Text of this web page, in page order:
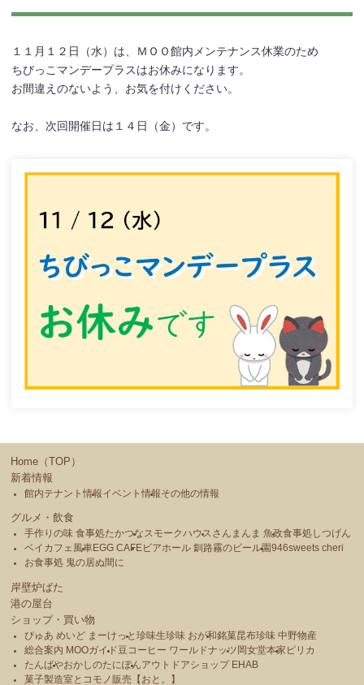
１１月１２日（水）は、ＭＯＯ館内メンテナンス休業のため
ちびっこマンデープラスはお休みになります。
お間違えのないよう、お気を付けください。
なお、次回開催日は１４日（金）です。
Home（TOP）
新着情報
館内テナント情報イベント情報その他の情報
グルメ・飲食
手作りの味 食事処たかつなスモークハウスさんまんま 魚政食事処しつげん
ベイカフェ風車EGG CAFE ビアホール 釧路霧のビール園946sweets cheri
お食事処 鬼の居ぬ間に
岸壁炉ばた
港の屋台
ショップ・買い物
ぴゅあ めいど まーけっと珍味生珍味 おが和銘菓昆布珍味 中野物産
総合案内 MOOガイド豆コーヒー ワールドナッツ 岡女堂本家 ピリカ
たんばやおかしのたにぽんアウトドアショップ EHAB
菓子製造室とコモノ販売【おと。】